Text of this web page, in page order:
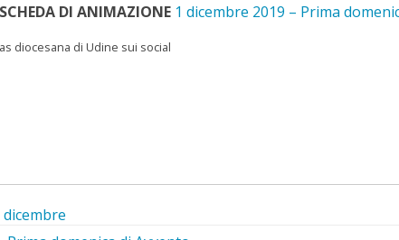
DI ANIMAZIONE 1 dicembre 2019 – Prima
diocesana di Udine sui social
dicembre